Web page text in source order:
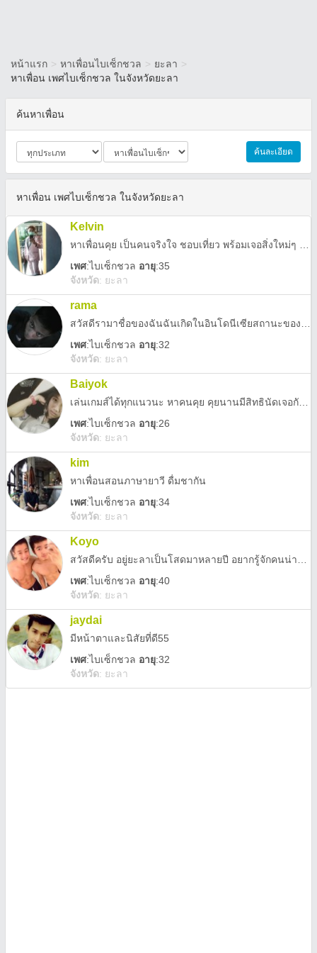
หน้าแรก > หาเพื่อนไบเซ็กชวล > ยะลา >
หาเพื่อน เพศไบเซ็กชวล ในจังหวัดยะลา
ค้นหาเพื่อน
ค้นละเอียด
หาเพื่อน เพศไบเซ็กชวล ในจังหวัดยะลา
Kelvin
เพศ:ไบเซ็กชวล อายุ:35
จังหวัด: ยะลา
rama
เพศ:ไบเซ็กชวล อายุ:32
จังหวัด: ยะลา
Baiyok
เพศ:ไบเซ็กชวล อายุ:26
จังหวัด: ยะลา
kim
หาเพื่อนสอนภาษายาวี ดื่มชากัน
เพศ:ไบเซ็กชวล อายุ:34
จังหวัด: ยะลา
Koyo
เพศ:ไบเซ็กชวล อายุ:40
จังหวัด: ยะลา
jaydai
มีหน้าตาและนิสัยที่ดี55
เพศ:ไบเซ็กชวล อายุ:32
จังหวัด: ยะลา